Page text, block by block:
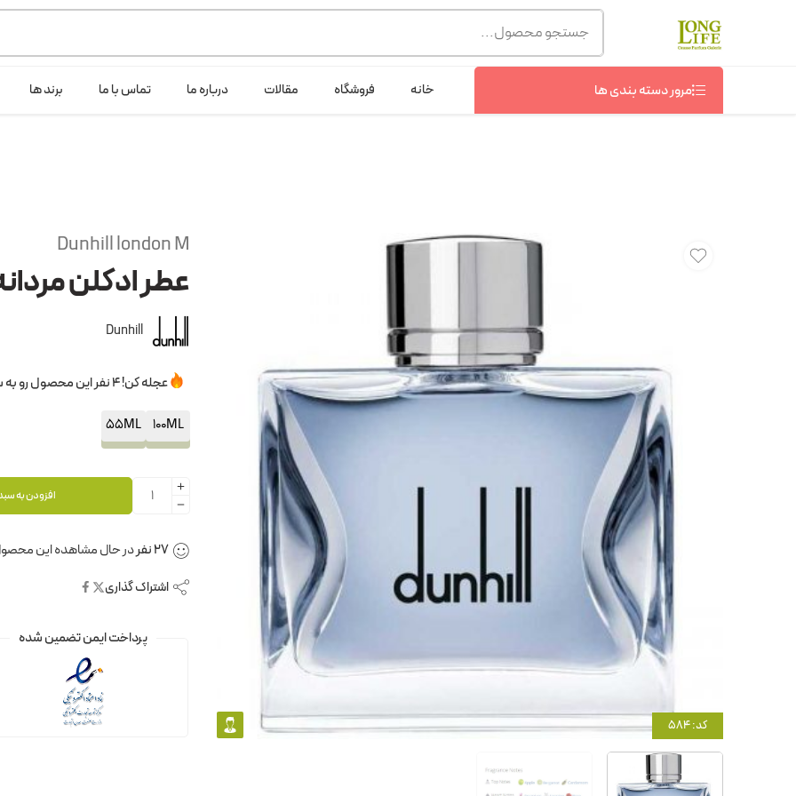
توجه! برند لانگ لایف رایحه های معروف را با شیشه و بسته بندی خود شرکت لانگ لایف عرضه می کند.که با انتخاب حجم هر ادکلنی می توانید
شماره پشتیبانی :09368076869
مرور دسته بندی ها خانه فروشگاه مقالات درباره ما تماس با ما برند ها
کد: 584
Dunhill london M
عطر ادکلن
Dunhill
عجله کن! 4 نفر این محصول رو به سبدخرید خودشون اضافه کردن.
100ML
55ML
افزودن به
27نفردر حال مشاهده این
اشتراک گذاری
پرداخت ایمن تضمین شده